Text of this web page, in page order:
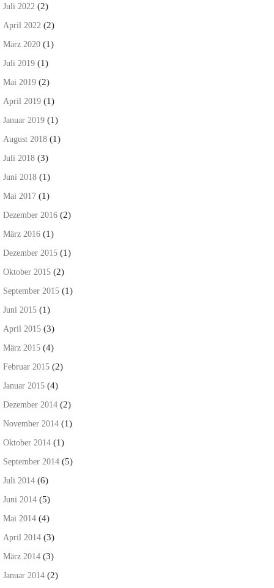
Juli 2022 (2)
April 2022 (2)
März 2020 (1)
Juli 2019 (1)
Mai 2019 (2)
April 2019 (1)
Januar 2019 (1)
August 2018 (1)
Juli 2018 (3)
Juni 2018 (1)
Mai 2017 (1)
Dezember 2016 (2)
März 2016 (1)
Dezember 2015 (1)
Oktober 2015 (2)
September 2015 (1)
Juni 2015 (1)
April 2015 (3)
März 2015 (4)
Februar 2015 (2)
Januar 2015 (4)
Dezember 2014 (2)
November 2014 (1)
Oktober 2014 (1)
September 2014 (5)
Juli 2014 (6)
Juni 2014 (5)
Mai 2014 (4)
April 2014 (3)
März 2014 (3)
Januar 2014 (2)